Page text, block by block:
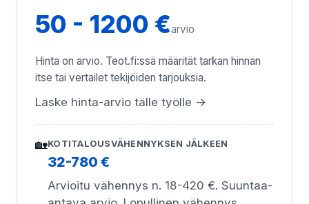
50 - 1200 €arvio
Hinta on arvio. Teot.fi:ssä määrität tarkan hinnan
itse tai vertailet tekijöiden tarjouksia.
Laske hinta-arvio tälle työlle →
🏡KOTITALOUSVÄHENNYKSEN JÄLKEEN
32-780 €
Arvioitu vähennys n. 18-420 €. Suuntaa-